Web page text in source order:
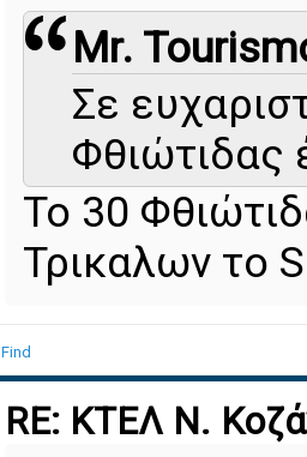
Mr.
Σε
Φθιώτιδας
Το 30
Τρικαλων το
Find
RE: ΚΤΕΛ Ν.